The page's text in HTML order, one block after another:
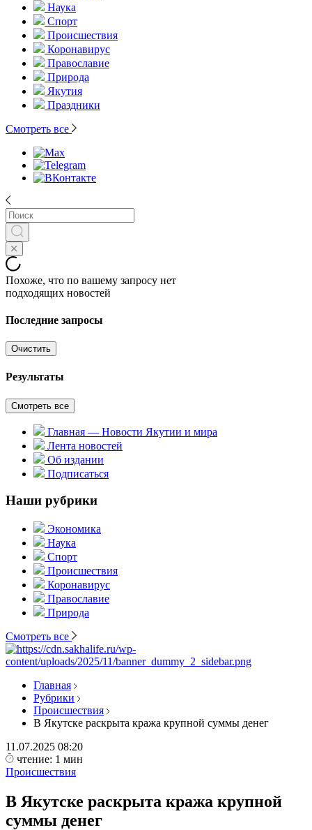
Наука
Спорт
Происшествия
Коронавирус
Православие
Природа
Якутия
Праздники
Смотреть все
Похоже, что по вашему запросу нет
подходящих новостей
Последние запросы
Очистить
Результаты
Смотреть все
Главная — Новости Якутии и мира
Лента новостей
Об издании
Подписаться
Наши рубрики
Экономика
Наука
Спорт
Происшествия
Коронавирус
Православие
Природа
Смотреть все
Главная
Рубрики
Происшествия
В Якутске раскрыта кража крупной суммы денег
11.07.2025 08:20
чтение: 1 мин
Происшествия
В Якутске раскрыта кража крупной
суммы денег